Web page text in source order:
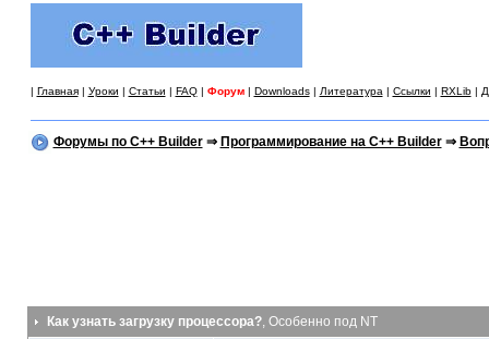
| Главная| Уроки | Статьи | FAQ| Форум | Downloads| Литература | Ссылки | RXLib|
Форумы по C++ Builder⇒ Программирование на C++ Builder⇒
Как узнать загрузку процессора?, Особенно под NT